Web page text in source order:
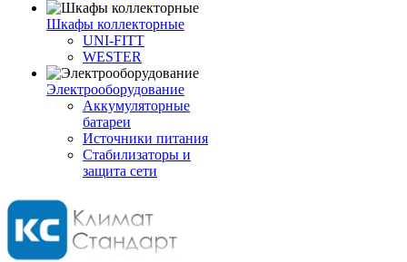
Шкафы коллекторные
UNI-FITT
WESTER
Электрооборудование
Аккумуляторные
батареи
Источники питания
Стабилизаторы и
защита сети